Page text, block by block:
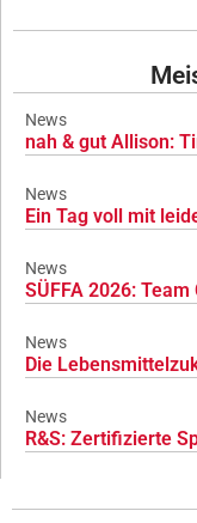
News
nah & gut Allison:
News
Ein Tag voll mit
News
SÜFFA 2026: Team
News
Die
News
R&S: Zertifizierte